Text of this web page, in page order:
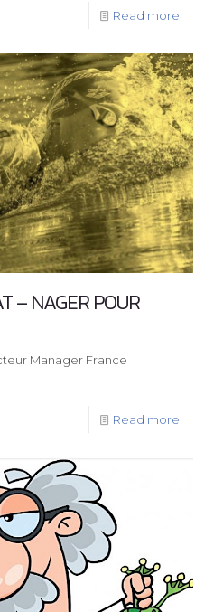
Read more
– NAGER POUR
Manager France
Read more